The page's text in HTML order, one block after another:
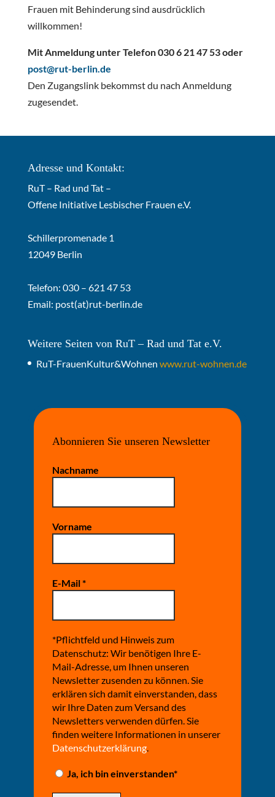
Frauen mit Behinderung sind ausdrücklich
willkommen!
Mit Anmeldung unter Telefon 030 6 21 47 53 oder
post@rut-berlin.de
Den Zugangslink bekommst du nach Anmeldung
zugesendet.
Adresse und Kontakt:
RuT – Rad und Tat –
Offene Initiative Lesbischer Frauen e.V.
Schillerpromenade 1
12049 Berlin
Telefon: 030 – 621 47 53
Email: post(at)rut-berlin.de
Weitere Seiten von RuT – Rad und Tat e.V.
RuT-FrauenKultur&Wohnen www.rut-wohnen.de
Abonnieren Sie unseren Newsletter
Nachname
Vorname
E-Mail*
*Pflichtfeld und Hinweis zum
Datenschutz: Wir benötigen Ihre E-
Mail-Adresse, um Ihnen unseren
Newsletter zusenden zu können. Sie
erklären sich damit einverstanden, dass
wir Ihre Daten zum Versand des
Newsletters verwenden dürfen. Sie
finden weitere Informationen in unserer
Datenschutzerklärung.
Ja, ich bin einverstanden*